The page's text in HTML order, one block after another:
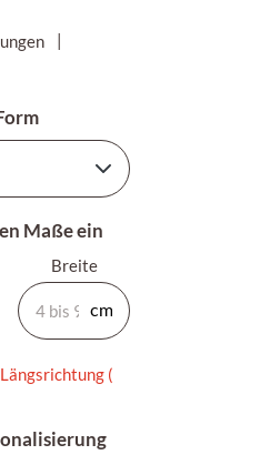
Maße ein
Breite
(